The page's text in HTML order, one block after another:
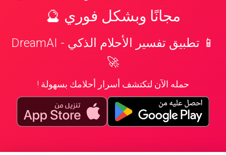
مجانًا وبشكل فوري 🔮
📱 تطبيق تفسير الأحلام الذكي - DreamAI
🚀
حمله الآن لتكتشف أسرار أحلامك بسهولة !